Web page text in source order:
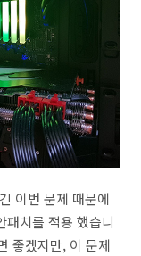
이번 문제 때문에
패치를 적용 했습니
좋겠지만, 이 문제